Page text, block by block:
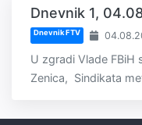
Dnevnik 1,
Dnevnik FTV
U zgradi Vlade FBiH
Zenica, Sindikata